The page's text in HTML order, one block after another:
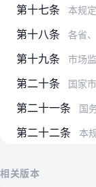
第十七条 本规定对行
第十八条 各省、自治区、直
第十九条 市场监督管理部门应
第二十条 国家市场监督管理
第二十一条 国务
第二十二条 本规定自
相关版本